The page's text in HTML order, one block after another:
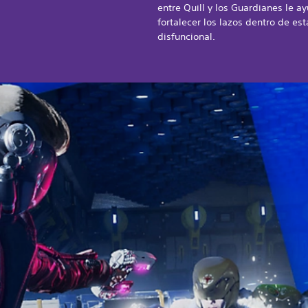
entre Quill y los Guardianes le
fortalecer los lazos dentro de
disfuncional.